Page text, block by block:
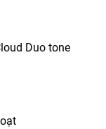
Duo tone